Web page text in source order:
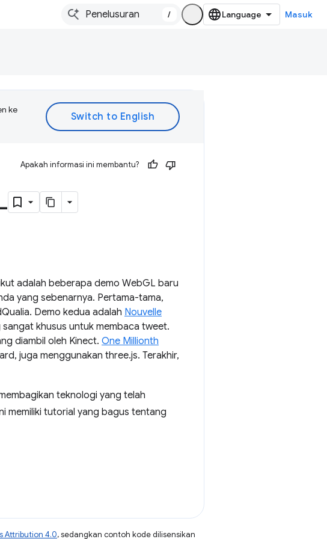
/ Masuk
ke
Apakah informasi ini membantu?
adalah beberapa demo WebGL baru
yang sebenarnya. Pertama-tama,
Demo kedua adalah Nouvelle
khusus untuk membaca tweet.
diambil oleh Kinect. One Millionth
juga menggunakan three.js. Terakhir,
teknologi yang telah
memiliki tutorial yang bagus tentang
Attribution 4.0, sedangkan contoh kode dilisensikan